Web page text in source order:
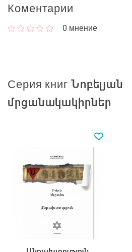
Коментарии
0 мнение
Серия книг Նոբելյան
մրցանակակիրներ